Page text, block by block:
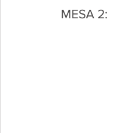
MESA 2: